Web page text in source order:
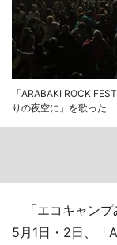
「ARABAKI ROCK
りの夜空に」を歌った
「エコキャンプ
5月1日・2日、「